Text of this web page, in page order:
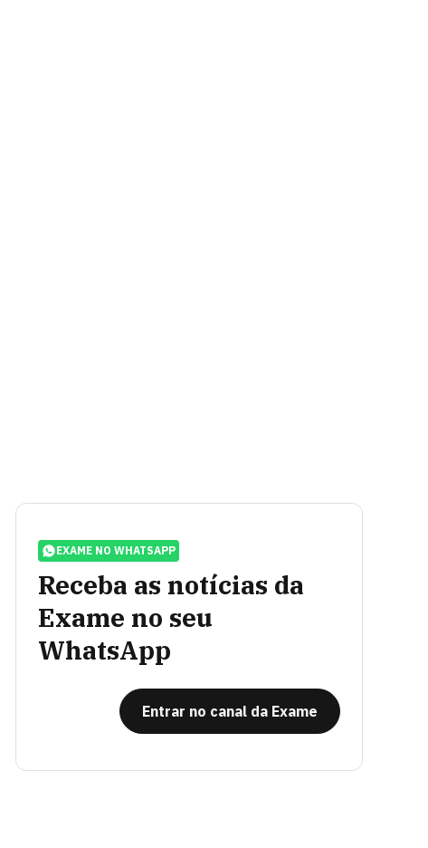
EXAME NO WHATSAPP
Receba as notícias da
Exame no seu
WhatsApp
Entrar no canal da Exame